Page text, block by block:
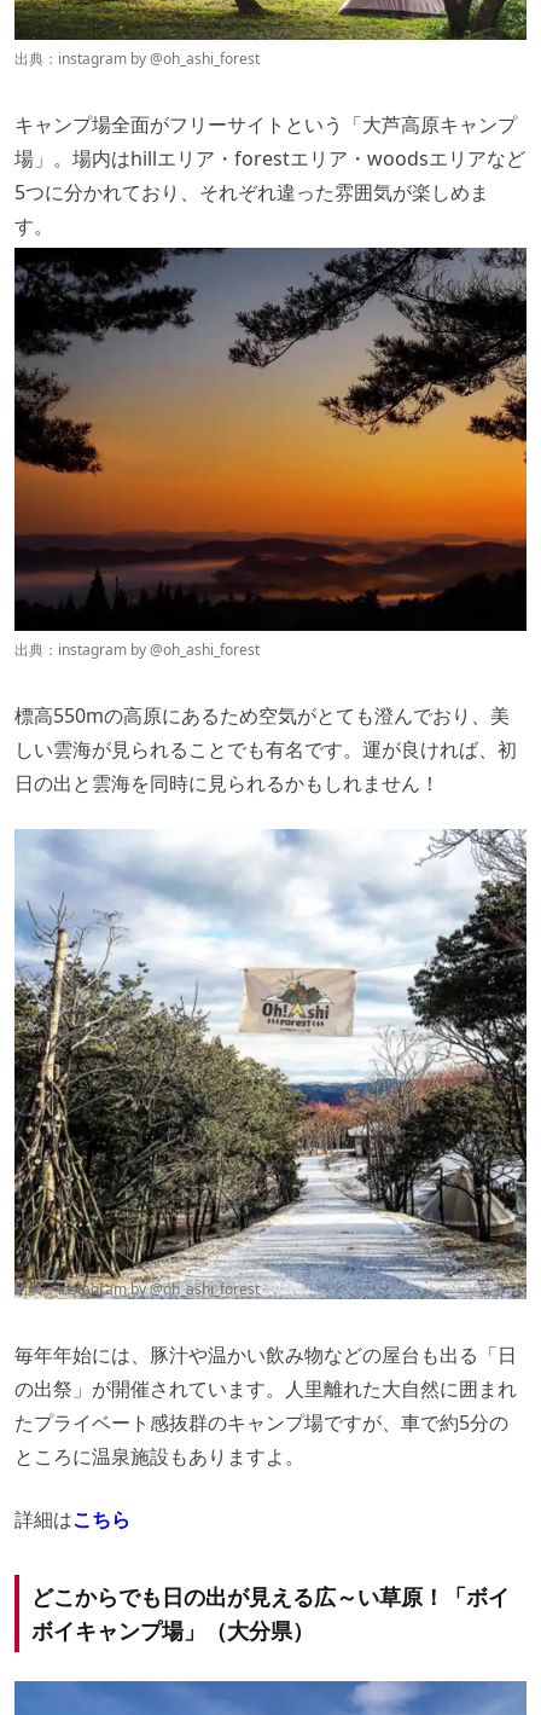
出典：instagram by @oh_ashi_forest
キャンプ場全面がフリーサイトという「大芦高原キャンプ
場」。場内はhillエリア・forestエリア・woodsエリアなど
5つに分かれており、それぞれ違った雰囲気が楽しめま
す。
出典：instagram by @oh_ashi_forest
標高550mの高原にあるため空気がとても澄んでおり、美
しい雲海が見られることでも有名です。運が良ければ、初
日の出と雲海を同時に見られるかもしれません！
出典：instagram by @oh_ashi_forest
毎年年始には、豚汁や温かい飲み物などの屋台も出る「日
の出祭」が開催されています。人里離れた大自然に囲まれ
たプライベート感抜群のキャンプ場ですが、車で約5分の
ところに温泉施設もありますよ。
詳細はこちら
どこからでも日の出が見える広～い草原！「ボイ
ボイキャンプ場」（大分県）